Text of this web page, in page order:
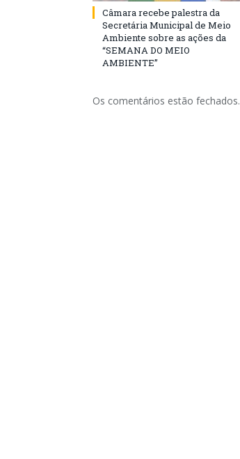
Câmara recebe palestra da
Secretária Municipal de Meio
Ambiente sobre as ações da
“SEMANA DO MEIO
AMBIENTE”
Os comentários estão fechados.